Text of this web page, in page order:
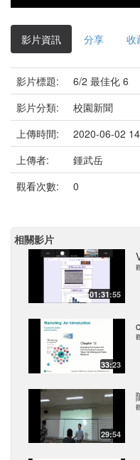
影片資訊 分享 收
影片標題:
6/2 最佳化 6
影片分類:
校園新聞
上傳時間:
2020-06-02
上傳者:
鍾武岳
觀看次數:
0
相關影片
01:31:55
33:23
29:54